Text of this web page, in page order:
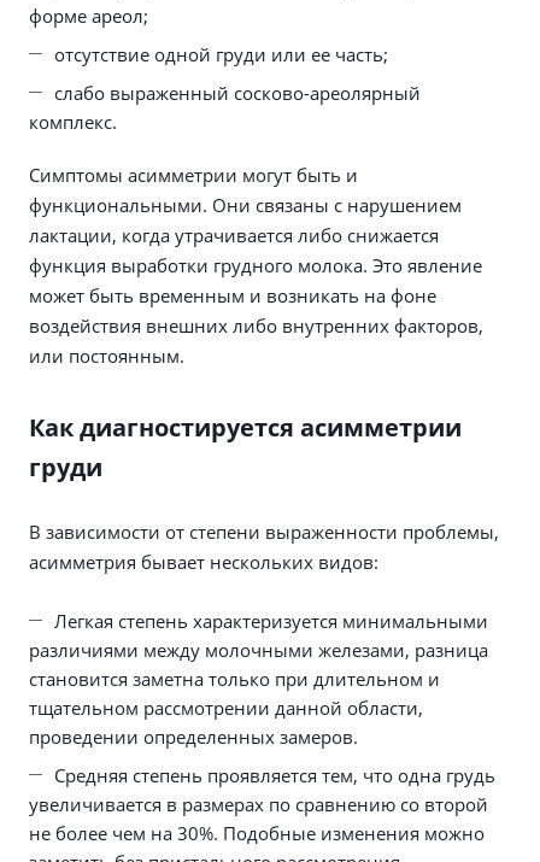
форме ареол;
отсутствие одной груди или ее часть;
слабо выраженный сосково-ареолярный
комплекс.
Симптомы асимметрии могут быть и
функциональными. Они связаны с нарушением
лактации, когда утрачивается либо снижается
функция выработки грудного молока. Это явление
может быть временным и возникать на фоне
воздействия внешних либо внутренних факторов,
или постоянным.
Как диагностируется асимметрии
груди
В зависимости от степени выраженности проблемы,
асимметрия бывает нескольких видов:
Легкая степень характеризуется минимальными
различиями между молочными железами, разница
становится заметна только при длительном и
тщательном рассмотрении данной области,
проведении определенных замеров.
Средняя степень проявляется тем, что одна грудь
увеличивается в размерах по сравнению со второй
не более чем на 30%. Подобные изменения можно